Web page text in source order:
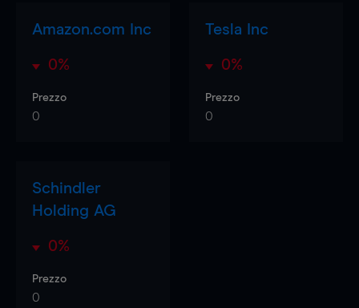
Amazon.com Inc
0%
Prezzo
0
Tesla Inc
0%
Prezzo
0
Schindler
Holding AG
0%
Prezzo
0